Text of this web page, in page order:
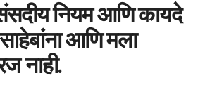
नियम आणि कायदे
आणि मला
नाही.